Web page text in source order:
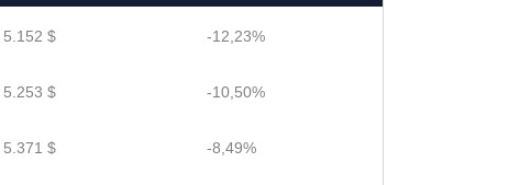
5.152 $ -12,23%
5.253 $ -10,50%
5.371 $ -8,49%